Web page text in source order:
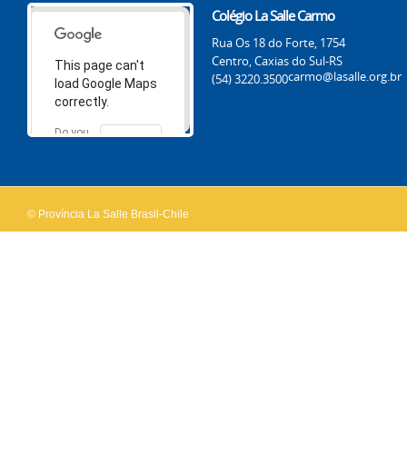
This page can't
load Google Maps
correctly.
Do you
OK
Colégio La Salle Carmo
Rua Os 18 do Forte, 1754
Centro, Caxias do Sul-RS
(54) 3220.3500carmo@lasalle.org.br
© Província La Salle Brasil-Chile